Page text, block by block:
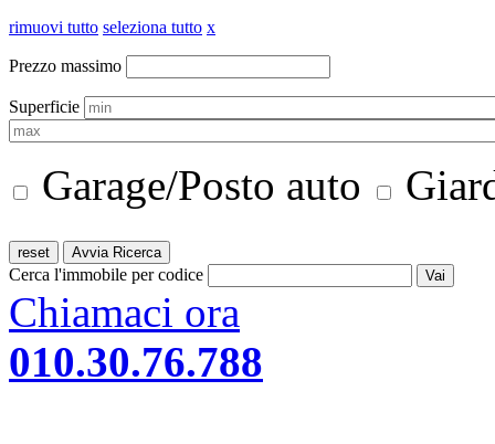
rimuovi tutto seleziona tutto x
Prezzo massimo
Superficie
Garage/Posto auto
Cerca l'immobile per codice
Chiamaci ora
010.30.76.788